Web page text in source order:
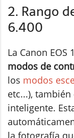
2. Rango
6.400
La Canon
modos de
los modos
etc...),
inteligente.
la fotografía